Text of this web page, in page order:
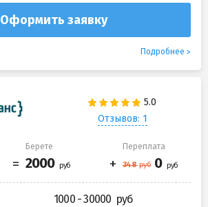
Оформить заявку
Подробнее
Отзывов: 1
Берете Переплата
1000 - 30000